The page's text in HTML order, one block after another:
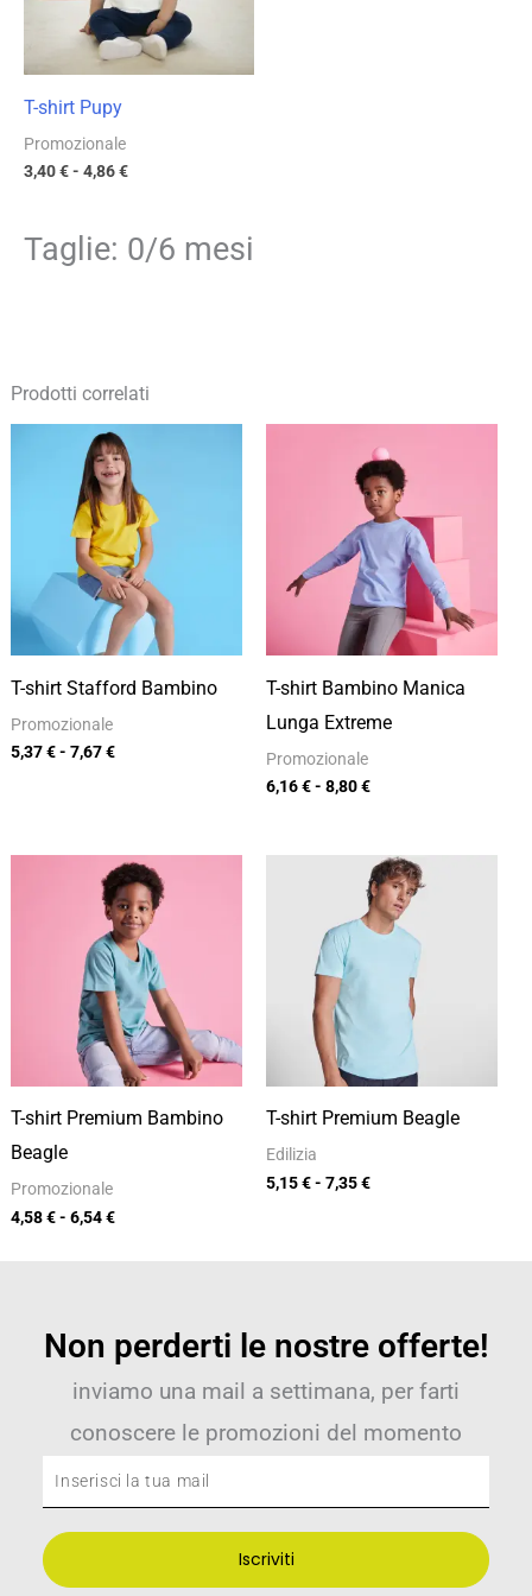
T-shirt Pupy
Promozionale
3,40€- 4,86€
Taglie: 0/6 mesi
Prodotti correlati
T-shirt Stafford Bambino
Promozionale
5,37€- 7,67€
Fascia
di
prezzo:
da
5,37 €
a
7,67 €
T-shirt Bambino Manica
Lunga Extreme
Promozionale
6,16€- 8,80€
di
prezzo:
da
6,16 €
8,80 €
T-shirt Premium Bambino
Beagle
Promozionale
4,58€- 6,54€
Fascia
di
prezzo:
da
4,58 €
a
6,54 €
T-shirt Premium Beagle
Edilizia
5,15€- 7,35€
Fascia
di
prezzo:
da
7,35 €
Non perderti le nostre offerte!
inviamo una mail a settimana, per farti
conoscere le promozioni del momento
Inserisci
la
tua
mail
Iscriviti